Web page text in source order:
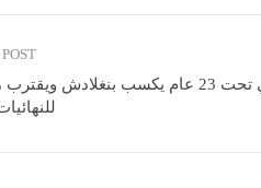
المنتخب الوطني تحت 23 عام يكسب بنغلادش